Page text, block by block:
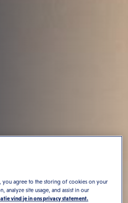
you agree to the storing of cookies on your
analyze site usage, and assist in our
vind je in ons privacy statement.